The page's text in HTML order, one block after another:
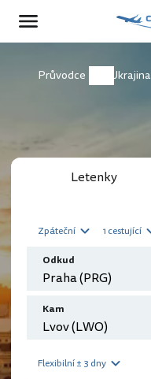
Průvodce Ukrajina
Letenky
Zpáteční 1 cestující
Odkud
Kam
Flexibilní ± 3 dny